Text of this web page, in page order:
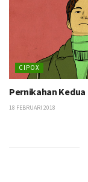
CIPOX
Pernikahan
18 FEBRUARI 2018